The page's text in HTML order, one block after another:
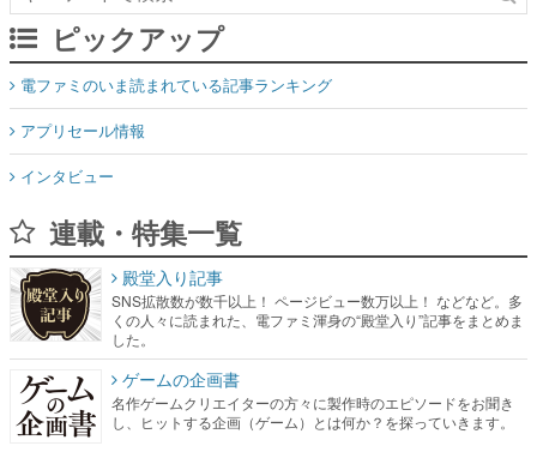
アプリセール情報
インタビュー
連載・特集一覧
くの人々に読まれた、電ファミ渾身の“殿堂入り”記事をまとめま
した。
ゲームの企画書
名作ゲームクリエイターの方々に製作時のエピソードをお聞き
し、ヒットする企画（ゲーム）とは何か？を探っていきます。
赫本
この物語を解いてはいけない。『赫本』は、〈試験問題〉の形
をした短編ホラー小説集です。